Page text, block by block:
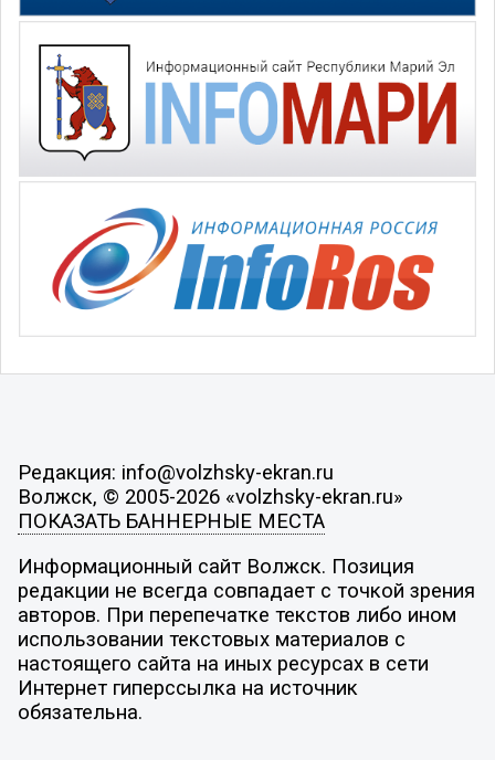
Редакция: info@volzhsky-ekran.ru
Волжск, © 2005-2026 «volzhsky-ekran.ru»
ПОКАЗАТЬ БАННЕРНЫЕ МЕСТА
Информационный сайт Волжск. Позиция
редакции не всегда совпадает с точкой зрения
авторов. При перепечатке текстов либо ином
использовании текстовых материалов с
настоящего сайта на иных ресурсах в сети
Интернет гиперссылка на источник
обязательна.